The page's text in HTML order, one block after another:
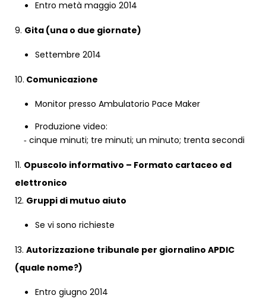
Entro metà maggio 2014
9. Gita (una o due giornate)
Settembre 2014
10. Comunicazione
Monitor presso Ambulatorio Pace Maker
Produzione video:
‐ cinque minuti; tre minuti; un minuto; trenta secondi
11. Opuscolo informativo – Formato cartaceo ed
elettronico
12. Gruppi di mutuo aiuto
Se vi sono richieste
13. Autorizzazione tribunale per giornalino APDIC
(quale nome?)
Entro giugno 2014